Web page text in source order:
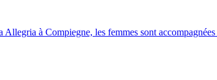
à Compiegne, les femmes sont